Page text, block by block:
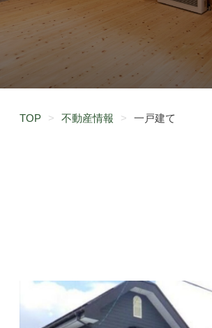
TOP > 不動産情報 > 一戸建て